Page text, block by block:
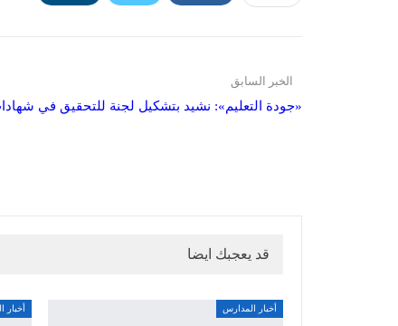
الخبر السابق
«جودة التعليم»: نشيد بتشكيل لجنة للتحقيق في
قد يعجبك ايضا
أخبار المدارس أخبار